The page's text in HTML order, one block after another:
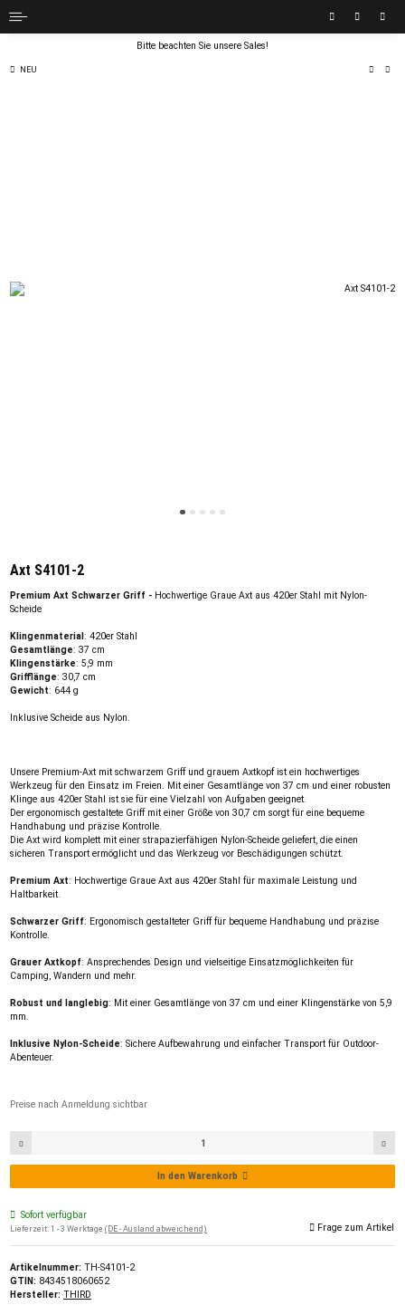
Bitte beachten Sie unsere Sales!
NEU
Axt S4101-2
Premium Axt Schwarzer Griff - Hochwertige Graue Axt aus 420er Stahl mit Nylon-
Scheide
Klingenmaterial : 420er Stahl
Gesamtlänge: 37 cm
Klingenstärke: 5,9 mm
Grifflänge: 30,7 cm
Gewicht: 644 g
Inklusive Scheide aus Nylon.
Unsere Premium-Axt mit schwarzem Griff und grauem Axtkopf ist ein hochwertiges
Werkzeug für den Einsatz im Freien. Mit einer Gesamtlänge von 37 cm und einer robusten
Klinge aus 420er Stahl ist sie für eine Vielzahl von Aufgaben geeignet.
Der ergonomisch gestaltete Griff mit einer Größe von 30,7 cm sorgt für eine bequeme
Handhabung und präzise Kontrolle.
Die Axt wird komplett mit einer strapazierfähigen Nylon-Scheide geliefert, die einen
sicheren Transport ermöglicht und das Werkzeug vor Beschädigungen schützt.
Premium Axt: Hochwertige Graue Axt aus 420er Stahl für maximale Leistung und
Haltbarkeit.
Schwarzer Griff: Ergonomisch gestalteter Griff für bequeme Handhabung und präzise
Kontrolle.
Grauer Axtkopf: Ansprechendes Design und vielseitige Einsatzmöglichkeiten für
Camping, Wandern und mehr.
Robust und langlebig: Mit einer Gesamtlänge von 37 cm und einer Klingenstärke von 5,9
mm.
Inklusive Nylon-Scheide: Sichere Aufbewahrung und einfacher Transport für Outdoor-
Abenteuer.
Preise nach Anmeldung sichtbar
In den Warenkorb
Sofort verfügbar
Lieferzeit: 1 - 3 Werktage (DE - Ausland abweichend) Frage zum Artikel
Artikelnummer: TH-S4101-2
GTIN: 8434518060652
Hersteller: THIRD